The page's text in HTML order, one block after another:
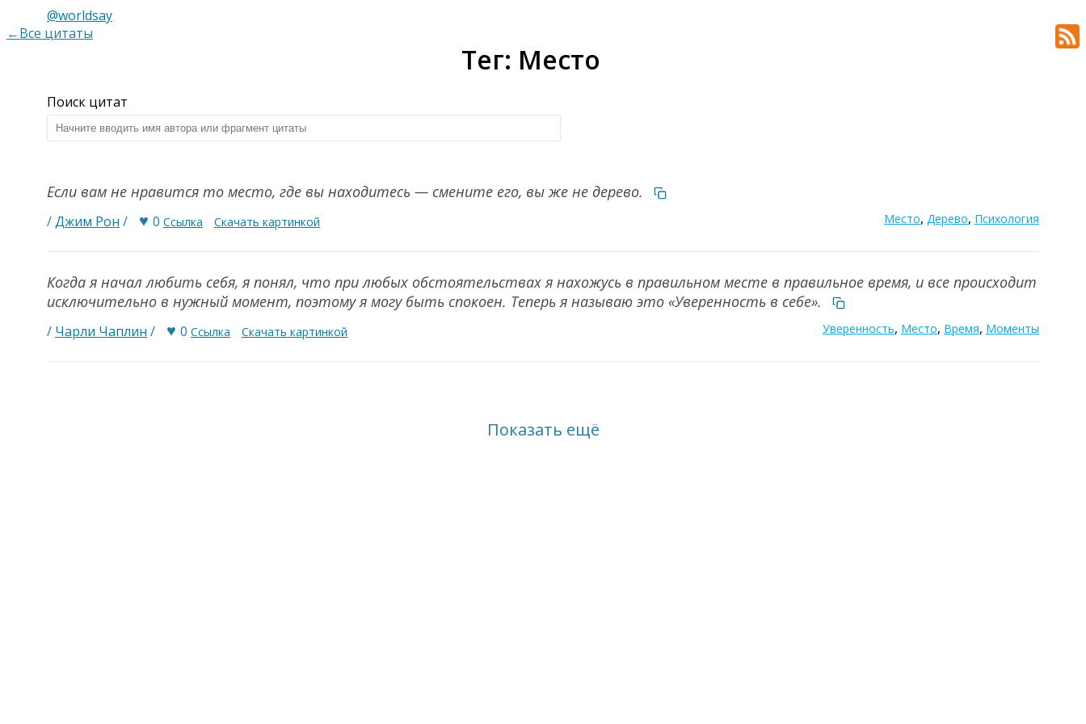
@worldsay
←Все цитаты
Тег: Место
Поиск цитат
Если вам не нравится то место, где вы находитесь — смените его, вы же не дерево.
/Джим Рон / ♥ 0 Ссылка Скачать картинкой Место, Дерево, Психология
Когда я начал любить себя, я понял, что при любых обстоятельствах я нахожусь в правильном месте в правильное время, и все происходит
исключительно в нужный момент, поэтому я могу быть спокоен. Теперь я называю это «Уверенность в себе».
/ Чарли Чаплин / ♥ 0 Ссылка Скачать картинкой Уверенность, Место, Время, Моменты
Показать ещё